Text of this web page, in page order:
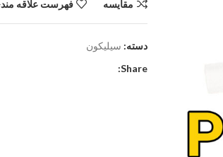
مقایسه فهرست علاقه
دسته: سیلیکون
Share: